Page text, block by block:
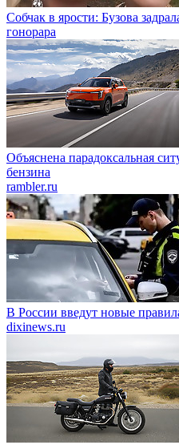
Собчак в ярости: Бузова
гонорара
Объяснена парадоксальная
бензина
rambler.ru
В России введут новые
dixinews.ru